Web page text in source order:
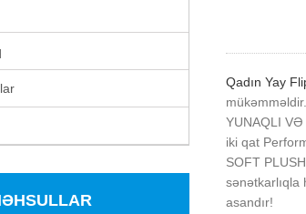
Qadın Yay
mükəmməldir.
YUNAQLI VƏ
iki qat
SOFT
sənətkarlıqla
asandır!